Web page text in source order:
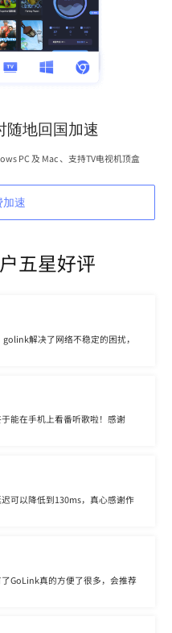
随地回国加速
PC 及 Mac 、支持TV电视机顶盒
加速
五星好评
解决了网络不稳定的困扰，
能在手机上看番听歌啦！感谢
可以降低到130ms，真心感谢作
GoLink真的方便了很多，会推荐